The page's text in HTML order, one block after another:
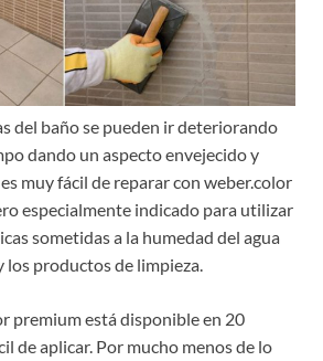
del baño se pueden ir deteriorando
dando un aspecto envejecido y
muy fácil de reparar con weber.color
especialmente indicado para utilizar
sometidas a la humedad del agua
los productos de limpieza.
premium está disponible en 20
de aplicar. Por mucho menos de lo